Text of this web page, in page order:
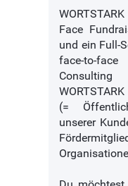
Face
und ein Full-
face-to-
(=
unserer